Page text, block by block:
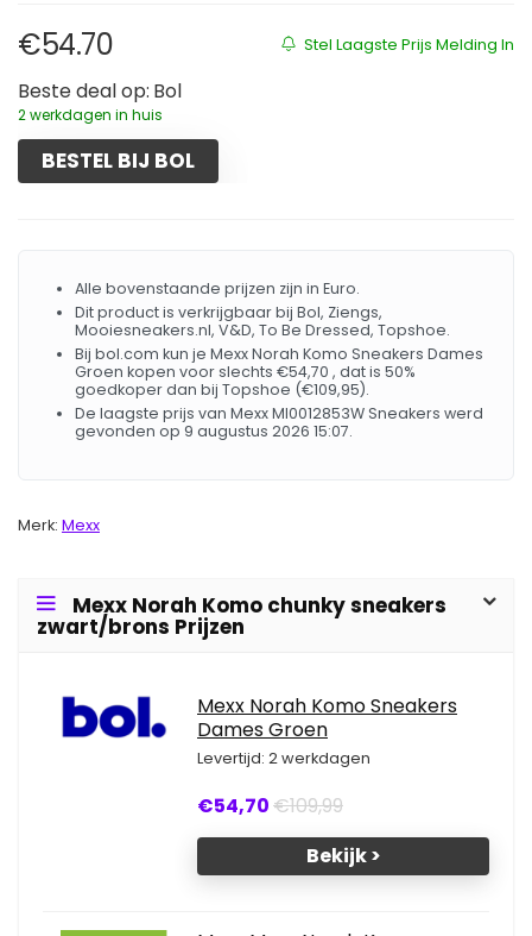
Stel Laagste Prijs Melding In
€54.70
Beste deal op: Bol
2 werkdagen in huis
BESTEL BIJ BOL
Alle bovenstaande prijzen zijn in Euro.
Dit product is verkrijgbaar bij Bol, Ziengs,
Mooiesneakers.nl, V&D, To Be Dressed, Topshoe.
Bij bol.com kun je Mexx Norah Komo Sneakers Dames
Groen kopen voor slechts €54,70 , dat is 50%
goedkoper dan bij Topshoe (€109,95).
De laagste prijs van Mexx MI0012853W Sneakers werd
gevonden op 9 augustus 2026 15:07.
Merk: Mexx
Mexx Norah Komo chunky sneakers
zwart/brons Prijzen
Mexx Norah Komo Sneakers
Dames Groen
Levertijd: 2 werkdagen
€54,70€109,99
Bekijk >